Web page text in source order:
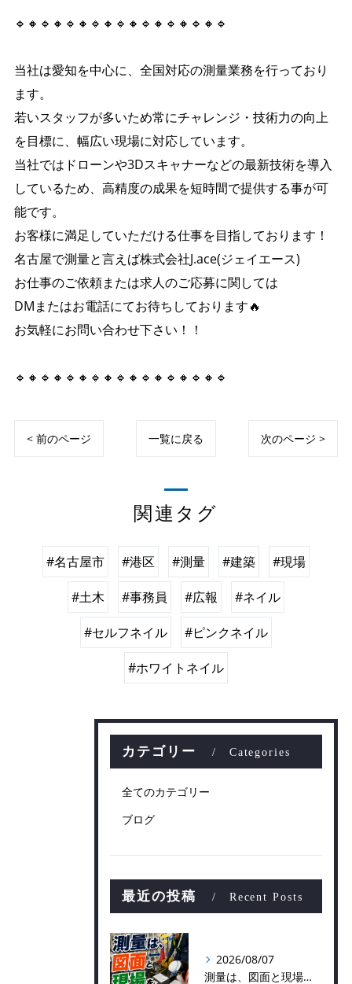
🔹🔸🔹🔸🔹🔸🔹🔸🔹🔸🔹🔸🔹🔸🔹🔸🔹
当社は愛知を中心に、全国対応の測量業務を行っており
ます。
若いスタッフが多いため常にチャレンジ・技術力の向上
を目標に、幅広い現場に対応しています。
当社ではドローンや3Dスキャナーなどの最新技術を導入
しているため、高精度の成果を短時間で提供する事が可
能です。
お客様に満足していただける仕事を目指しております！
名古屋で測量と言えば株式会社J.ace(ジェイエース)
お仕事のご依頼または求人のご応募に関しては
DMまたはお電話にてお待ちしております🔥
お気軽にお問い合わせ下さい！！
🔹🔸🔹🔸🔹🔸🔹🔸🔹🔸🔹🔸🔹🔸🔹🔸🔹
< 前のページ 一覧に戻る 次のページ >
関連タグ
#名古屋市 #港区 #測量 #建築 #現場
#土木 #事務員 #広報 #ネイル
#セルフネイル #ピンクネイル
#ホワイトネイル
カテゴリー Categories
全てのカテゴリー
ブログ
最近の投稿 Recent Posts
2026/08/07
測量は、図面と現場をつなぐ仕事！